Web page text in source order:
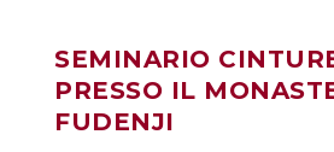
SEMINARIO
PRESSO IL
FUDENJI